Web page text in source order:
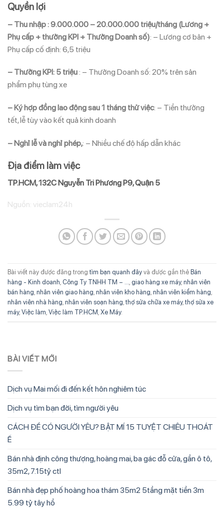
Quyền lợi
– Thu nhập : 9.000.000 – 20.000.000 triệu/tháng (Lương +
Phụ cấp + thưởng KPI + Thưởng Doanh số): – Lương cơ bản +
Phụ cấp cố định: 6,5 triệu
– Thưởng KPI: 5 triệu : – Thưởng Doanh số: 20% trên sản
phẩm phụ tùng xe
– Ký hợp đồng lao động sau 1 tháng thử việc: – Tiền thưởng
tết, lễ tùy vào kết quả kinh doanh
– Nghỉ lễ và nghỉ phép,: – Nhiều chế độ hấp dẫn khác
Địa điểm làm việc
TP.HCM, 132C Nguyễn Tri Phương P9, Quận 5
Nguồn: vieclam24h
Bài viết này được đăng trong tìm bạn quanh đây và được gắn thẻ Bán
hàng - Kinh doanh Công Ty TNHH TM – ... giao hàng xe máy, nhân viên
bán hàng nhân viên giao hàng nhân viên kho hàng nhân viên kiểm hàng
nhân viên nhà hàng nhân viên soạn hàng thợ sửa chữa xe máy, thợ sửa xe
máy, Việc làm Việc làm TP.HCM Xe Máy.
BÀI VIẾT MỚI
Dịch vụ Mai mối đi đến kết hôn nghiêm túc
Dịch vụ tìm bạn đời, tìm người yêu
CÁCH ĐỂ CÓ NGƯỜI YÊU? BẬT MÍ 15 TUYỆT CHIÊU THOÁT
Ế
Bán nhà định công thượng, hoàng mai, ba gác đỗ cửa, gần ô tô,
35m2, 7.15tỷ ctl
Bán nhà đẹp phố hoàng hoa thám 35m2 5tầng mặt tiền 3m
5.99 tỷ tây hồ